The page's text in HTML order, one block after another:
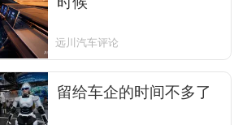
远川汽车评论
留给车企的时间不多了